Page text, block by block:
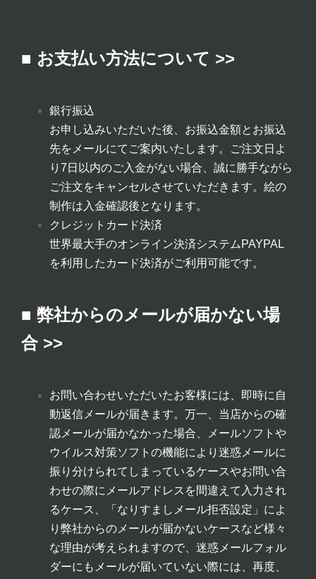
■ お支払い方法について >>
銀行振込
お申し込みいただいた後、お振込金額とお振込
先をメールにてご案内いたします。ご注文日よ
り7日以内のご入金がない場合、誠に勝手ながら
ご注文をキャンセルさせていただきます。絵の
制作は入金確認後となります。
クレジットカード決済
世界最大手のオンライン決済システムPAYPAL
を利用したカード決済がご利用可能です。
■ 弊社からのメールが届かない場
合 >>
お問い合わせいただいたお客様には、即時に自
動返信メールが届きます。万一、当店からの確
認メールが届かなかった場合、メールソフトや
ウイルス対策ソフトの機能により迷惑メールに
振り分けられてしまっているケースやお問い合
わせの際にメールアドレスを間違えて入力され
るケース、「なりすましメール拒否設定」によ
り弊社からのメールが届かないケースなど様々
な理由が考えられますので、迷惑メールフォル
ダーにもメールが届いていない際には、再度、